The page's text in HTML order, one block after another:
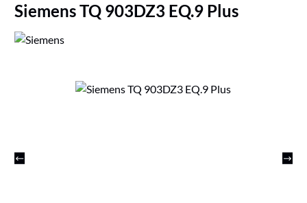
Siemens TQ 903DZ3 EQ.9 Plus
Bildergalerie überspringen